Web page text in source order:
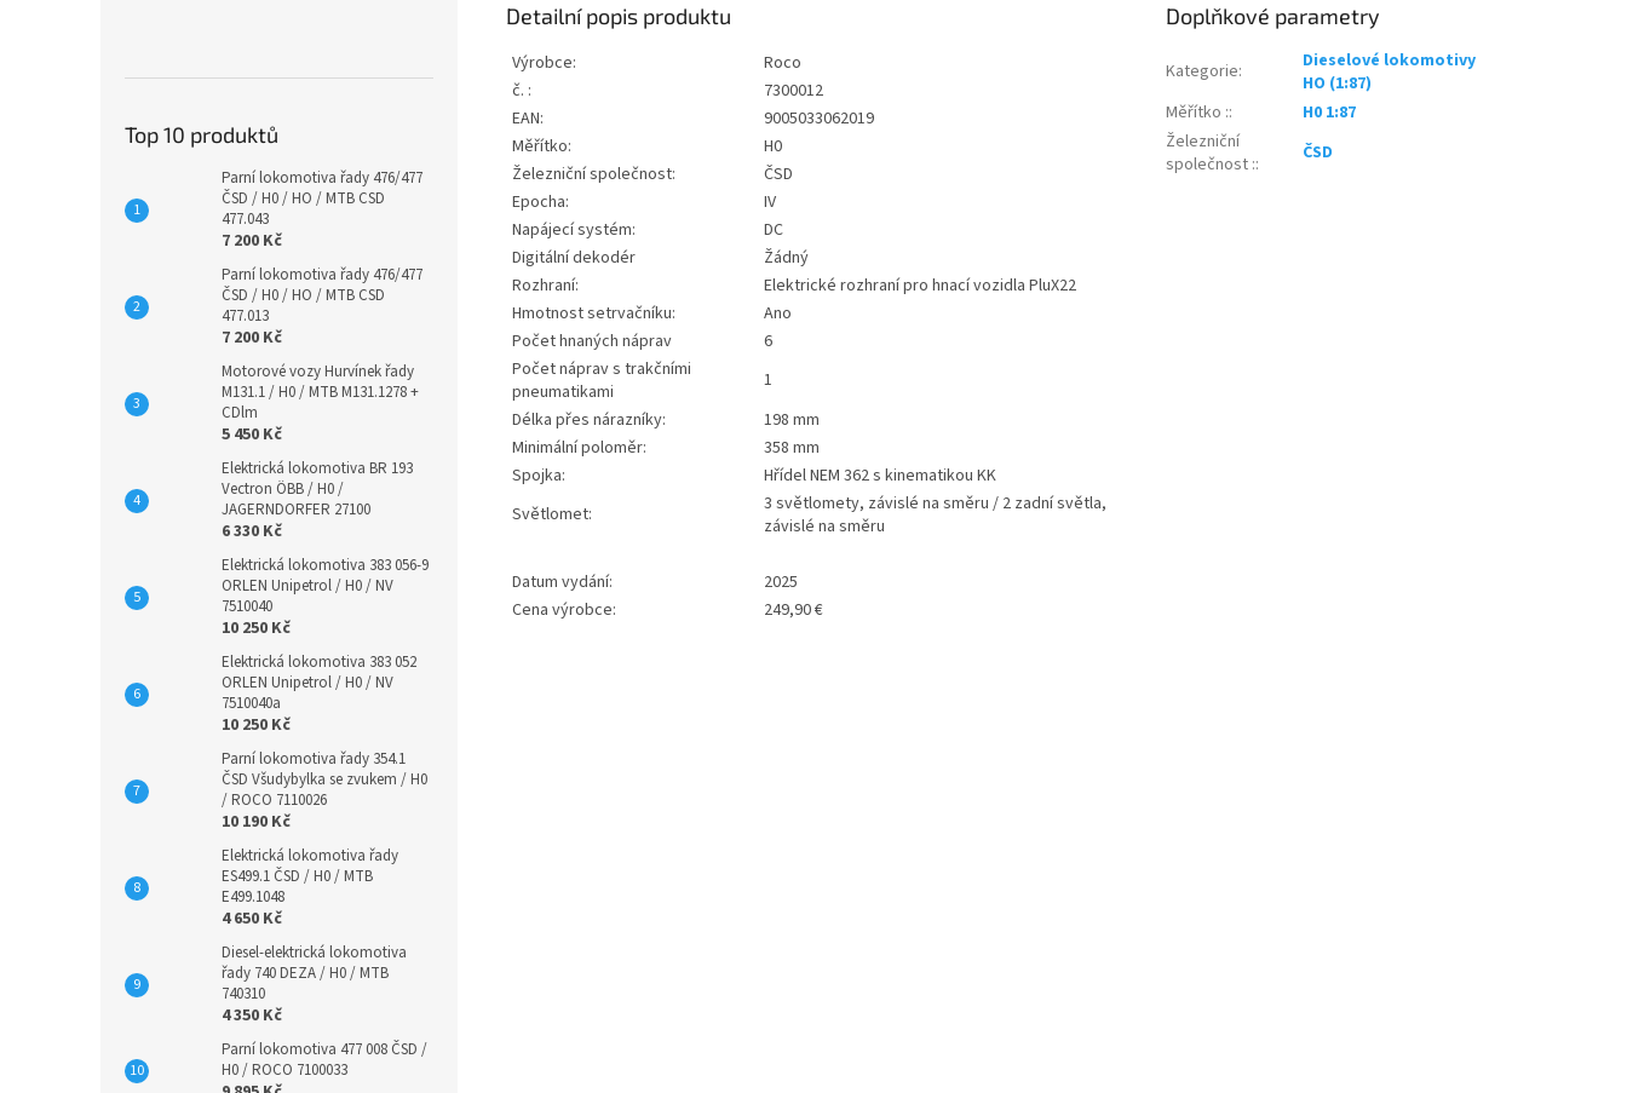
Top 10 produktů
Parní lokomotiva řady 476/477
ČSD / H0 / HO / MTB CSD
477.043
7 200 Kč
Parní lokomotiva řady 476/477
ČSD / H0 / HO / MTB CSD
477.013
7 200 Kč
Motorové vozy Hurvínek řady
M131.1 / H0 / MTB M131.1278 +
CDlm
5 450 Kč
Elektrická lokomotiva BR 193
Vectron ÖBB / H0 /
JAGERNDORFER 27100
6 330 Kč
Elektrická lokomotiva 383 056-9
ORLEN Unipetrol / H0 / NV
7510040
10 250 Kč
Elektrická lokomotiva 383 052
ORLEN Unipetrol / H0 / NV
7510040a
10 250 Kč
Parní lokomotiva řady 354.1
ČSD Všudybylka se zvukem / H0
/ ROCO 7110026
10 190 Kč
Elektrická lokomotiva řady
ES499.1 ČSD / H0 / MTB
E499.1048
4 650 Kč
Diesel-elektrická lokomotiva
řady 740 DEZA / H0 / MTB
740310
4 350 Kč
Parní lokomotiva 477 008 ČSD /
H0 / ROCO 7100033
Detailní popis produktu
Výrobce:
Roco
č. :
7300012
EAN:
9005033062019
Měřítko:
H0
Železniční společnost:
ČSD
Epocha:
IV
Napájecí systém:
DC
Digitální dekodér
Žádný
Rozhraní:
Elektrické rozhraní pro hnací vozidla PluX22
Hmotnost setrvačníku:
Ano
Počet hnaných náprav
6
Počet náprav s trakčními
pneumatikami
1
Délka přes nárazníky:
198 mm
Minimální poloměr:
358 mm
Spojka:
Hřídel NEM 362 s kinematikou KK
Světlomet:
3 světlomety, závislé na směru / 2 zadní světla,
závislé na směru
Datum vydání:
2025
Cena výrobce:
249,90 €
Doplňkové parametry
Kategorie:
Dieselové lokomotivy
HO (1:87)
Měřítko ::
H0 1:87
Železniční
společnost :: ČSD